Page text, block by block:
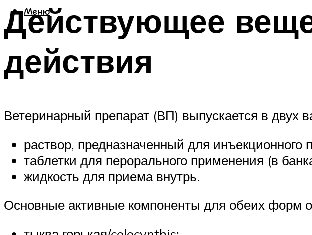
Меню
Действующее
действия
Ветеринарный препарат (ВП) выпускается в двух
раствор, предназначенный для
таблетки для перорального применения (в
жидкость для приема внутрь.
Основные активные компоненты для обеих форм